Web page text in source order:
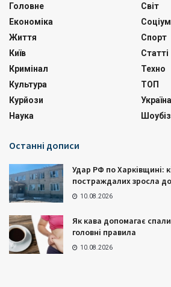
Головне
Економіка
Життя
Київ
Кримінал
Культура
Курйози
Наука
Світ
Соціум
Спорт
Статті
Техно
ТОП
Україна
Шоубіз
Останні дописи
Удар РФ по Харківщині:
постраждалих зросла
10.08.2026
Як кава допомагає
головні правила
10.08.2026